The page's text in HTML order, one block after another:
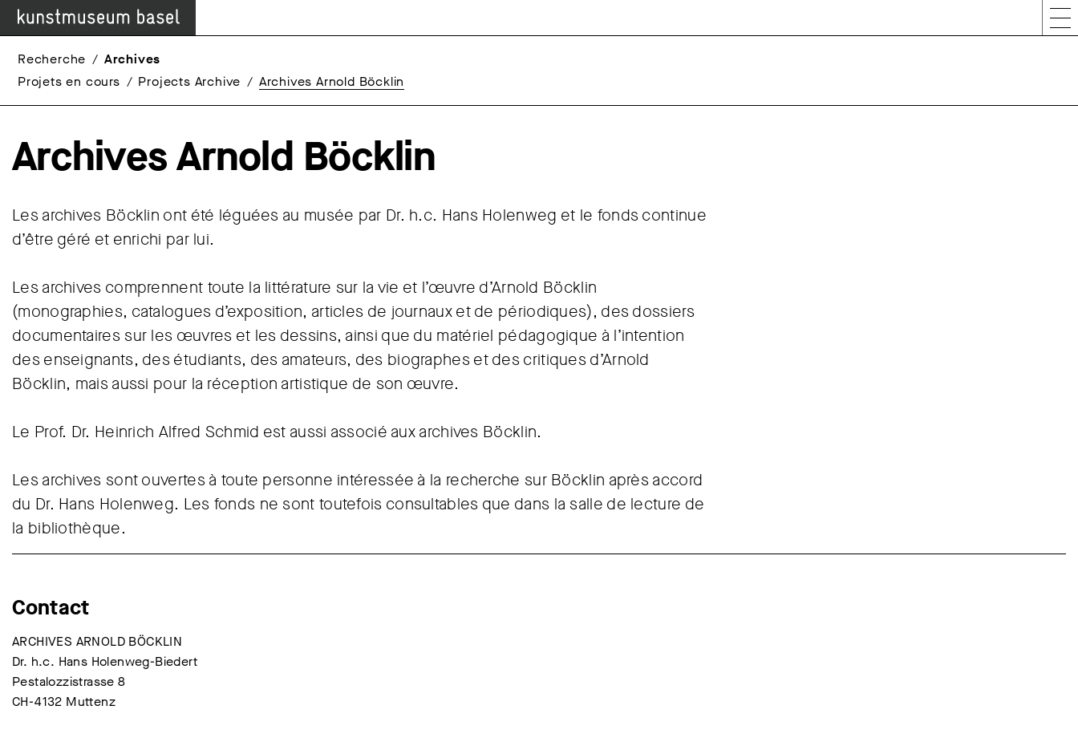
Recherche
Archives
Projets en cours
Projects Archive Archives Arnold Böcklin
Archives Arnold Böcklin
Les archives Böcklin ont été léguées au musée par Dr. h.c. Hans Holenweg et le fonds continue
d’être géré et enrichi par lui.
Les archives comprennent toute la littérature sur la vie et l’œuvre d’Arnold Böcklin
(monographies, catalogues d’exposition, articles de journaux et de périodiques), des dossiers
documentaires sur les œuvres et les dessins, ainsi que du matériel pédagogique à l’intention
des enseignants, des étudiants, des amateurs, des biographes et des critiques d’Arnold
Böcklin, mais aussi pour la réception artistique de son œuvre.
Le Prof. Dr. Heinrich Alfred Schmid est aussi associé aux archives Böcklin.
Les archives sont ouvertes à toute personne intéressée à la recherche sur Böcklin après accord
du Dr. Hans Holenweg. Les fonds ne sont toutefois consultables que dans la salle de lecture de
la bibliothèque.
Contact
ARCHIVES ARNOLD BÖCKLIN
Dr. h.c. Hans Holenweg-Biedert
Pestalozzistrasse 8
CH-4132 Muttenz